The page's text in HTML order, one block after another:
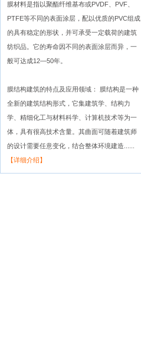
膜材料是指以聚酯纤维基布或PVDF、PVF、
PTFE等不同的表面涂层，配以优质的PVC组成
的具有稳定的形状，并可承受一定载荷的建筑
纺织品。它的寿命因不同的表面涂层而异，一
般可达成12—50年。
膜结构建筑的特点及应用领域： 膜结构是一种
全新的建筑结构形式，它集建筑学、结构力
学、精细化工与材料科学、计算机技术等为一
体，具有很高技术含量。其曲面可随着建筑师
的设计需要任意变化，结合整体环境建造......
【详细介绍】